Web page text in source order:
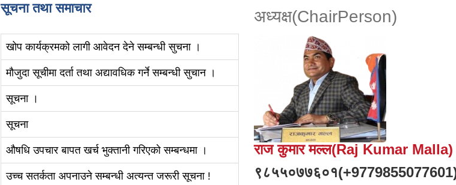
सूचना तथा समाचार
खोप कार्यक्रमको लागी आवेदन देने सम्बन्धी सुचना ।
मौजुदा सूचीमा दर्ता तथा अद्यावधिक गर्ने सम्बन्धी सुचान ।
सूचना ।
सूचना
औषधि उपचार बापत खर्च भुक्तानी गरिएको सम्बन्धमा ।
उच्च सतर्कता अपनाउने सम्बन्धी अत्यन्त जरूरी सूचना !
अध्यक्ष(ChairPerson)
राज कुमार मल्ल(Raj Kumar Malla)